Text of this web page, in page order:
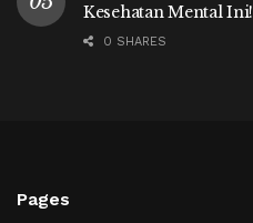
Kesehatan Mental Ini!
0 SHARES
Pages